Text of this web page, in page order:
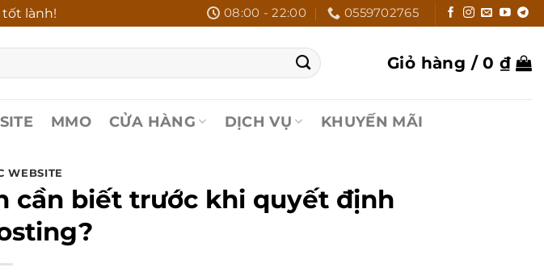
tốt lành! 08:00 - 22:00 0559702765
Giỏ hàng /0₫
MMO CỬA HÀNG DỊCH VỤ KHUYẾN MÃI
WEBSITE
cần biết trước khi quyết định